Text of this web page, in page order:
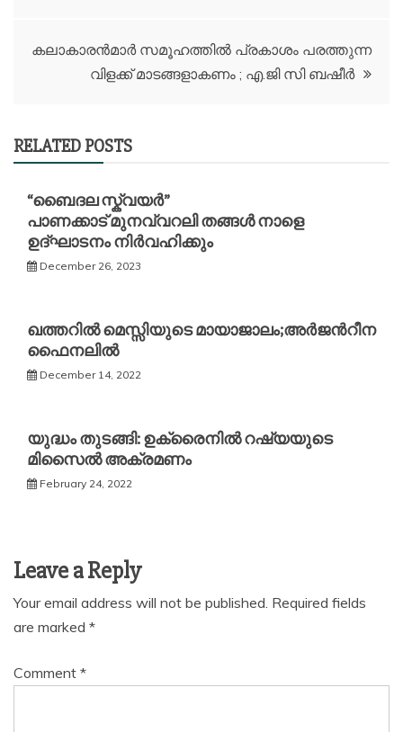
കലാകാരൻമാർ സമൂഹത്തിൽ പ്രകാശം പരത്തുന്ന
വിളക്ക് മാടങ്ങളാകണം ; എ.ജി സി ബഷീർ
RELATED POSTS
“ബൈദല സ്ക്വയർ”
പാണക്കാട് മുനവ്വറലി തങ്ങൾ നാളെ
ഉദ്ഘാടനം നിർവഹിക്കും
December 26, 2023
ഖത്തറില്‍ മെസ്സിയുടെ മായാജാലം;അര്‍ജന്‍റീന
ഫൈനലില്‍
December 14, 2022
യുദ്ധം തുടങ്ങി: ഉക്രൈനില്‍ റഷ്യയുടെ
മിസൈല്‍ അക്രമണം
February 24, 2022
Leave a Reply
Your email address will not be published. Required fields
are marked *
Comment *